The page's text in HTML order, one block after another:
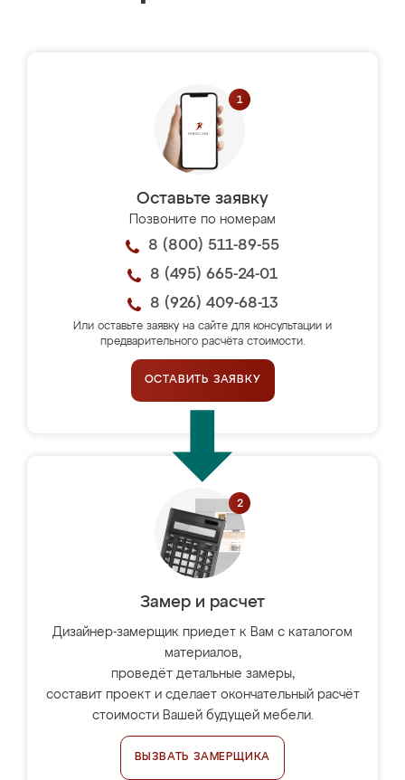
Оставьте заявку
Позвоните по номерам
8 (800) 511-89-55
8 (495) 665-24-01
8 (926) 409-68-13
Или оставьте заявку на сайте для консультации и
предварительного расчёта стоимости.
ОСТАВИТЬ ЗАЯВКУ
Замер и расчет
Дизайнер-замерщик приедет к Вам с каталогом
материалов,
проведёт детальные замеры,
составит проект и сделает окончательный расчёт
стоимости Вашей будущей мебели.
ВЫЗВАТЬ ЗАМЕРЩИКА